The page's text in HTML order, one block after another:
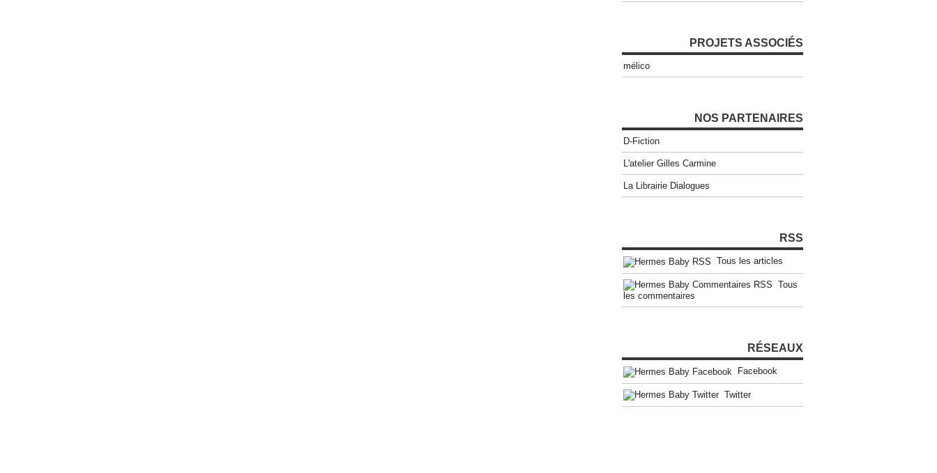
PROJETS ASSOCIÉS
mélico
NOS PARTENAIRES
D-Fiction
L'atelier Gilles Carmine
La Librairie Dialogues
RSS
Tous les articles
Tous
les commentaires
RÉSEAUX
Facebook
Twitter